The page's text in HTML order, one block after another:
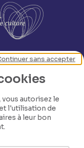
autorisez le
l'utilisation de
à leur bon
sans accepter